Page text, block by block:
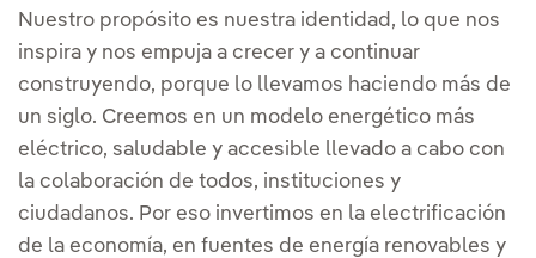
Nuestro propósito es nuestra identidad, lo que nos
inspira y nos empuja a crecer y a continuar
construyendo, porque lo llevamos haciendo más de
un siglo. Creemos en un modelo energético más
eléctrico, saludable y accesible llevado a cabo con
la colaboración de todos, instituciones y
ciudadanos. Por eso invertimos en la electrificación
de la economía, en fuentes de energía renovables y